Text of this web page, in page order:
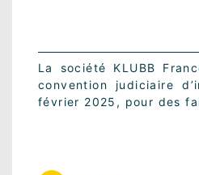
La société KLUBB
convention judiciaire
février 2025, pour des